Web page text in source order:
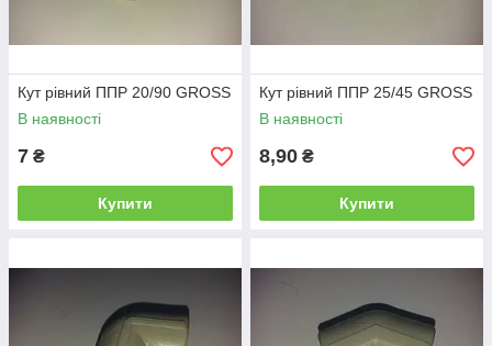
Кут рівний ППР 20/90 GROSS
В наявності
7 ₴
Купити
Кут рівний ППР 25/45 GROSS
В наявності
8,90 ₴
Купити